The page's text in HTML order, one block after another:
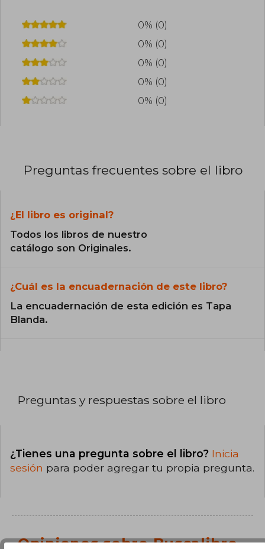
0% (0)
0% (0)
0% (0)
0% (0)
0% (0)
Preguntas frecuentes sobre el libro
¿El libro es original?
Todos los libros de nuestro
catálogo son Originales.
¿Cuál es la encuadernación de este libro?
La encuadernación de esta edición es Tapa
Blanda.
Preguntas y respuestas sobre el libro
¿Tienes una pregunta sobre el libro? Inicia
sesión para poder agregar tu propia pregunta.
Opiniones sobre Buscalibre